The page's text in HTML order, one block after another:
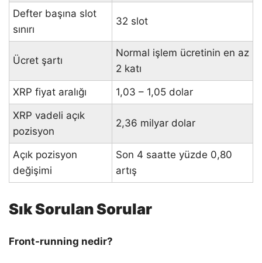
Defter başına slot
sınırı
32 slot
Ücret şartı
Normal işlem ücretinin en az
2 katı
XRP fiyat aralığı
1,03 – 1,05 dolar
XRP vadeli açık
pozisyon
2,36 milyar dolar
Açık pozisyon
değişimi
Son 4 saatte yüzde 0,80
artış
Sık Sorulan Sorular
Front-running nedir?